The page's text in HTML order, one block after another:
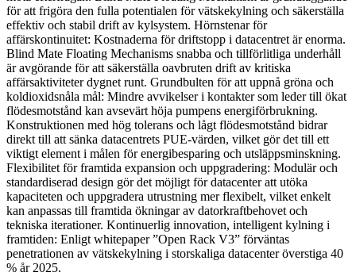
för att frigöra den fulla potentialen för vätskekylning och säkerställa
effektiv och stabil drift av kylsystem. Hörnstenar för
affärskontinuitet: Kostnaderna för driftstopp i datacentret är enorma.
Blind Mate Floating Mechanisms snabba och tillförlitliga underhåll
är avgörande för att säkerställa oavbruten drift av kritiska
affärsaktiviteter dygnet runt. Grundbulten för att uppnå gröna och
koldioxidsnåla mål: Mindre avvikelser i kontakter som leder till ökat
flödesmotstånd kan avsevärt höja pumpens energiförbrukning.
Konstruktionen med hög tolerans och lågt flödesmotstånd bidrar
direkt till att sänka datacentrets PUE-värden, vilket gör det till ett
viktigt element i målen för energibesparing och utsläppsminskning.
Flexibilitet för framtida expansion och uppgradering: Modulär och
standardiserad design gör det möjligt för datacenter att utöka
kapaciteten och uppgradera utrustning mer flexibelt, vilket enkelt
kan anpassas till framtida ökningar av datorkraftbehovet och
tekniska iterationer. Kontinuerlig innovation, intelligent kylning i
framtiden: Enligt whitepaper ”Open Rack V3” förväntas
penetrationen av vätskekylning i storskaliga datacenter överstiga 40
% år 2025.